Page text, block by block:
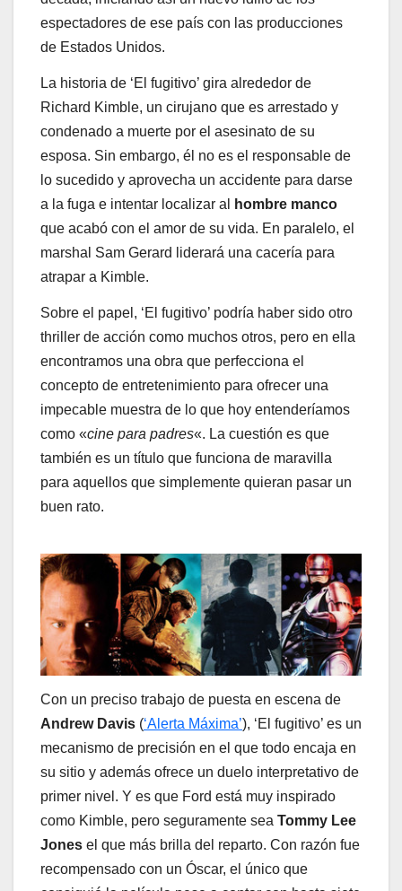
espectadores de ese país con las producciones
de Estados Unidos.
La historia de ‘El fugitivo’ gira alrededor de
Richard Kimble, un cirujano que es arrestado y
condenado a muerte por el asesinato de su
esposa. Sin embargo, él no es el responsable de
lo sucedido y aprovecha un accidente para darse
a la fuga e intentar localizar al
hombre manco
que acabó con el amor de su vida. En paralelo, el
marshal Sam Gerard liderará una cacería para
atrapar a Kimble.
Sobre el papel, ‘El fugitivo’ podría haber sido otro
thriller de acción como muchos otros, pero en ella
encontramos una obra que perfecciona el
concepto de entretenimiento para ofrecer una
impecable muestra de lo que hoy entenderíamos
como «cine para padres«. La cuestión es que
también es un título que funciona de maravilla
para aquellos que simplemente quieran pasar un
buen rato.
Con un preciso trabajo de puesta en escena de
Andrew Davis (‘Alerta Máxima’), ‘El fugitivo’ es un
mecanismo de precisión en el que todo encaja en
su sitio y además ofrece un duelo interpretativo de
primer nivel. Y es que Ford está muy inspirado
como Kimble, pero seguramente sea Tommy Lee
Jones el que más brilla del reparto. Con razón fue
recompensado con un Óscar, el único que